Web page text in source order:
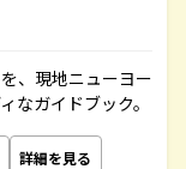
、現地ニューヨー
ガイドブック。
詳細を見る